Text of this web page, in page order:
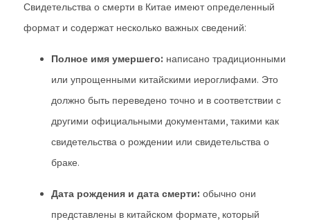
Свидетельства о смерти в Китае имеют определенный
формат и содержат несколько важных сведений:
Полное имя умершего: написано традиционными
или упрощенными китайскими иероглифами. Это
должно быть переведено точно и в соответствии с
другими официальными документами, такими как
свидетельства о рождении или свидетельства о
браке.
Дата рождения и дата смерти: обычно они
представлены в китайском формате, который